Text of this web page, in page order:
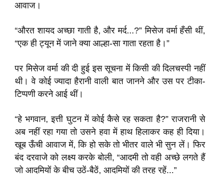
आवाज।
“औरत शायद अच्छा गाती है, और मर्द...?” मिसेज वर्मा हँसी थीं,
“एक ही ट्यून में जाने क्या आल्हा-सा गाता रहता है।”
पर मिसेज वर्मा की दी हुई इस सूचना में किसी की दिलचस्पी नहीं
थी। वे कोई ज्यादा हैरानी वाली बात जानने और उस पर टीका-
टिप्पणी करने आई थीं।
“हे भगवान, इत्ती घुटन में कोई कैसे रह सकता है?” राजरानी से
अब नहीं रहा गया तो उसने हवा में हाथ हिलाकर कह ही दिया।
खूब ऊँची आवाज में, कि हो सके तो भीतर वाले भी सुन लें। फिर
बंद दरवाजे को लक्ष्य करके बोली, “आदमी तो वही अच्छे लगते हैं
जो आदमियों के बीच उठें-बैठें, आदमियों की तरह रहें...”